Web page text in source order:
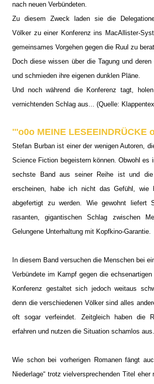
nach neuen Verbündeten.
Zu diesem Zweck laden sie die
Völker zu einer Konferenz ins MacAllister-
gemeinsames Vorgehen gegen die Ruul zu
Doch diese wissen über die Tagung und
und schmieden ihre eigenen dunklen Pläne.
Und noch während die Konferenz tagt,
vernichtenden Schlag aus... (Quelle:
'''o0o MEINE LESEEINDRÜCKE
Stefan Burban ist einer der wenigen Autoren,
Science Fiction begeistern können. Obwohl es
sechste Band aus seiner Reihe ist und die
erscheinen, habe ich nicht das Gefühl, wie
abgefertigt zu werden. Wie gewohnt liefert
rasanten, gigantischen Schlag zwischen
Gelungene Unterhaltung mit Kopfkino-Garantie.
In diesem Band versuchen die Menschen bei
Verbündete im Kampf gegen die
Konferenz gestaltet sich jedoch weitaus
denn die verschiedenen Völker sind alles
oft sogar verfeindet. Zeitgleich haben die
erfahren und nutzen die Situation schamlos aus.
Wie schon bei vorherigen Romanen fängt
Niederlage“ trotz vielversprechenden Titel eher